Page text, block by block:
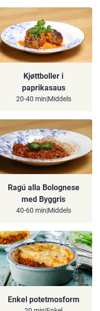
Kjøttboller i
paprikasaus
20-40 min|Middels
Ragú alla Bolognese
med Byggris
40-60 min|Middels
Enkel potetmosform